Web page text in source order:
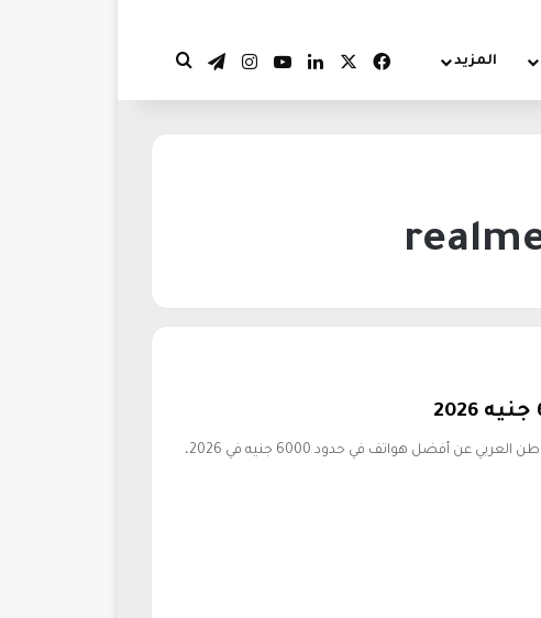
المزيد فيسبوك لينكدإن‫YouTubeانستقرام
تيلقرام
يبحث العديد من المستخدمين في مصر والوطن العربي عن أفضل هواتف في حدود 6000 جنيه في 2026،